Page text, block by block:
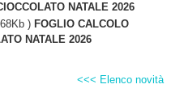
NATALE 2026
) FOGLIO CALCOLO
NATALE 2026
<<< Elenco novità